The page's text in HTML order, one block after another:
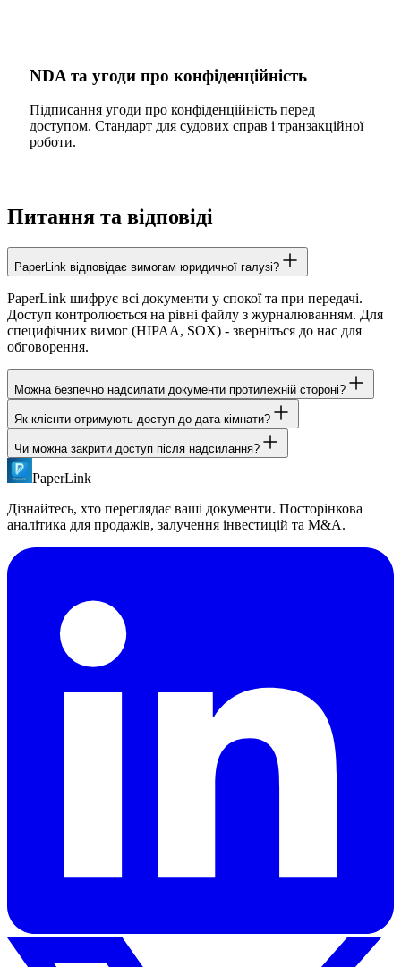
NDA та угоди про конфіденційність
Підписання угоди про конфіденційність перед
доступом. Стандарт для судових справ і транзакційної
роботи.
Питання та відповіді
PaperLink відповідає вимогам юридичної галузі?
PaperLink шифрує всі документи у спокої та при передачі.
Доступ контролюється на рівні файлу з журналюванням. Для
специфічних вимог (HIPAA, SOX) - зверніться до нас для
обговорення.
Можна безпечно надсилати документи протилежній стороні?
Так. Створіть посилання з вимогою NDA та верифікацією
email. Доступ отримають лише конкретно авторизовані email-
адреси. Весь доступ фіксується.
Як клієнти отримують доступ до дата-кімнати?
Клієнт переходить за посиланням з вашого листа.
Підтверджує особу (email або пароль) і переглядає документи в
браузері. Без реєстрації, без завантаження програм.
Чи можна закрити доступ після надсилання?
Так. Вимикайте будь-яке посилання миттєво з панелі
працювати одразу. Також можна встановити дати закінчення
наперед.
PaperLink
Дізнайтесь, хто переглядає ваші документи. Посторінкова
аналітика для продажів, залучення інвестицій та M&A.